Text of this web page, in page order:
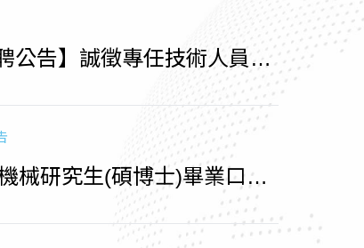
公告】誠徵專任技術人員
械研究生(碩博士)畢業口試